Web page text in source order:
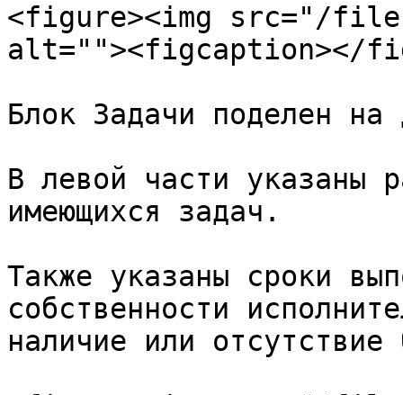
<figure><img src="/
alt=""><figcaption></
Блок Задачи поделен
В левой части указаны
имеющихся задач.
Также указаны сроки
собственности
наличие или